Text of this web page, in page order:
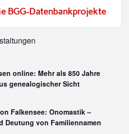
BGG-Datenbankprojekte
online: Mehr als 850 Jahre
genealogischer Sicht
Falkensee: Onomastik –
Deutung von Familiennamen